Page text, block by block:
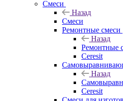
Смеси
Назад
Смеси
Ремонтные смеси
Назад
Ремонтные
Ceresit
Назад
Ceresit